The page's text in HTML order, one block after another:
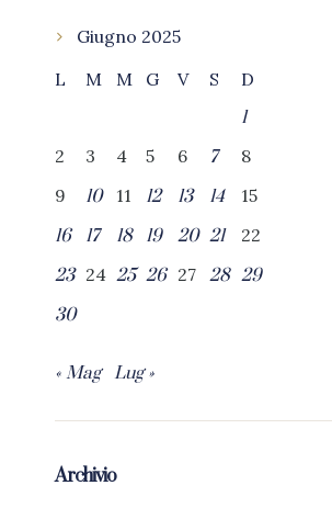
Giugno 2025
L
M M G V S
D
1
2
3 4 5 6 7
8
9
10 11 12 13 14
15
16
17 18 19 20 21
22
23 24 25 26 27 28 29
30
« Mag Lug »
Archivio